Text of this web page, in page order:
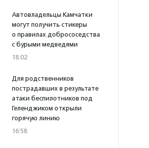
Автовладельцы Камчатки
могут получить стикеры
о правилах добрососедства
с бурыми медведями
18:02
Для родственников
пострадавших в результате
атаки беспилотников под
Геленджиком открыли
горячую линию
16:58